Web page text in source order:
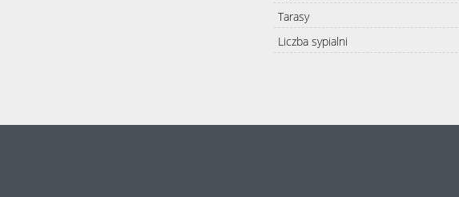
Tarasy
Liczba sypialni